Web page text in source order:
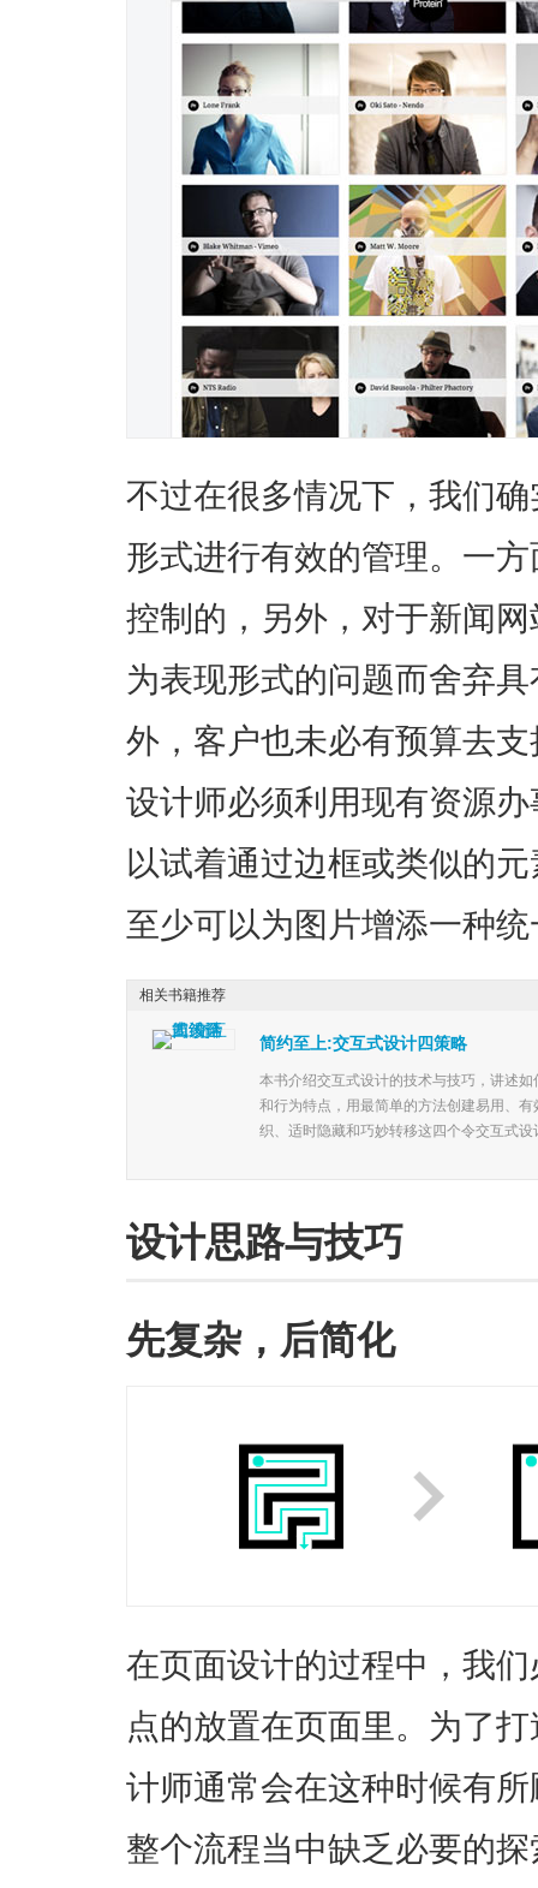
不过在很多情况下，我们
形式进行有效的管理。一
控制的，另外，对于新闻
为表现形式的问题而舍弃
外，客户也未必有预算去
设计师必须利用现有资源
以试着通过边框或类似的
至少可以为图片增添一种
简约至上:交互式设计四策略
本书介绍交互式设计的技术与技巧，讲述
和行为特点，用最简单的方法创建易用、
织、适时隐藏和巧妙转移这四个令交互式
相关书籍推荐
设计思路与技巧
先复杂，后简化
在页面设计的过程中，我
点的放置在页面里。为了
计师通常会在这种时候有
整个流程当中缺乏必要的